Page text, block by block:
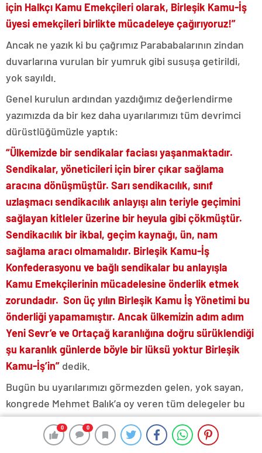
0 0
0 0
için Halkçı Kamu Emekçileri olarak, Birleşik Kamu-İş
üyesi emekçileri birlikte mücadeleye çağırıyoruz!”
Ancak ne yazık ki bu çağrımız Parababalarının zindan
duvarlarına vurulan bir yumruk gibi susuşa getirildi,
yok sayıldı.
Genel kurulun ardından yazdığımız değerlendirme
yazımızda da bir kez daha uyarılarımızı tüm devrimci
dürüstlüğümüzle yaptık:
“Ülkemizde bir sendikalar faciası yaşanmaktadır.
Sendikalar, yöneticileri için birer çıkar sağlama
aracına dönüşmüştür. Sarı sendikacılık, sınıf
uzlaşmacı sendikacılık anlayışıalın teriyle geçimini
sağlayan kitlelerüzerine bir heyula gibi çökmüştür.
Sendikacılık bir ikbal, geçim kaynağı, ün, nam
sağlama aracı olmamalıdır. Birleşik Kamu-İş
Konfederasyonu ve bağlı sendikalar bu anlayışla
Kamu Emekçilerinin mücadelesine önderlik etmek
zorundadır. Son üç yılın Birleşik Kamu İş Yönetimi bu
önderliği yapamamıştır. Ancak ülkemizin adım adım
Yeni Sevr’e ve Ortaçağ karanlığına doğru sürüklendiği
şu karanlık günlerde böyle bir lüksü yoktur Birleşik
Kamu-İş’in” dedik.
Bugün bu uyarılarımızı görmezden gelen, yok sayan,
kongrede Mehmet Balık’a oy veren tüm delegeler bu
sorumluluktan sıyrılmaya, kaçmaya çalışıyorlar.
“Mehmet Balık” olayı bir sonuçtur. Nedenler ise bellidir.